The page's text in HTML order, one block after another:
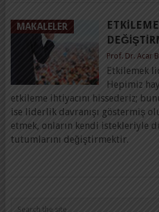
MAKALELER
Prof. Dr. Acar
Etkilemek
Hepimiz
etkileme ihtiyacını hissederiz;
ise liderlik davranışı göstermiş
etmek, onların kendi istekleriyle
tutumlarını değiştirmektir.